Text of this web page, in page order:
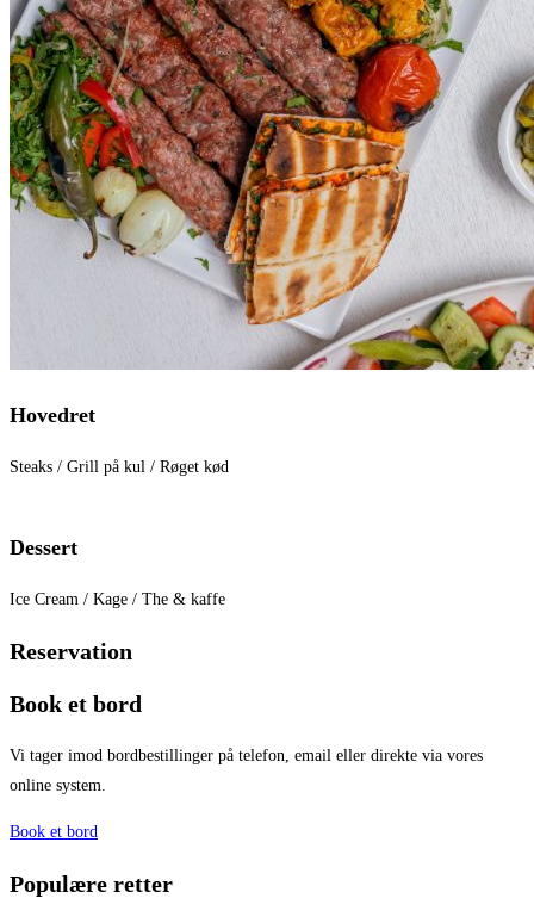
Hovedret
Steaks / Grill på kul / Røget kød
Dessert
Ice Cream / Kage / The & kaffe
Reservation
Book et bord
Vi tager imod bordbestillinger på telefon, email eller direkte via vores
online system.
Book et bord
Populære retter